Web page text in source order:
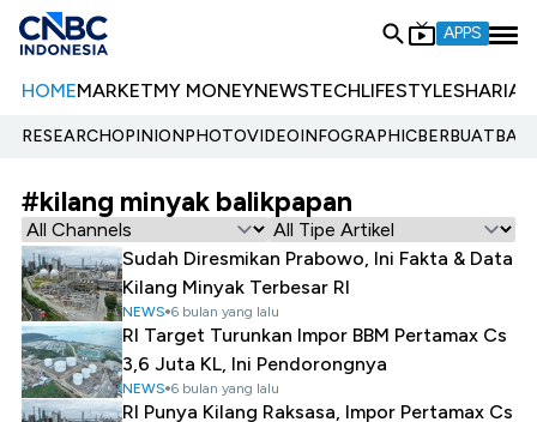
APPS
HOMEMARKETMY MONEYNEWSTECHLIFESTYLESHARIA
RESEARCHOPINIONPHOTOVIDEOINFOGRAPHIC
#kilang minyak balikpapan
Sudah Diresmikan Prabowo, Ini Fakta & Data
Kilang Minyak Terbesar RI
NEWS 6 bulan yang lalu
RI Target Turunkan Impor BBM Pertamax Cs
3,6 Juta KL, Ini Pendorongnya
NEWS 6 bulan yang lalu
RI Punya Kilang Raksasa, Impor Pertamax Cs